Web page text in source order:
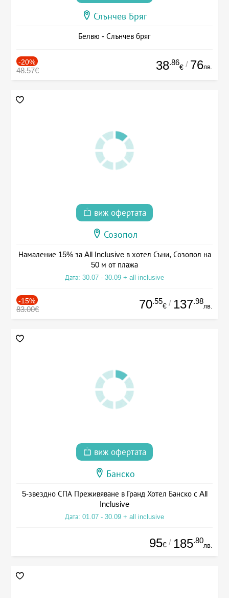
Слънчев Бряг
Белвю - Слънчев бряг
-20%
48.57€ 38.86
€ / 76лв.
виж офертата
Созопол
Намаление 15% за All Inclusive в хотел Съни, Созопол на
50 м от плажа
Дата: 30.07 - 30.09 + all inclusive
-15%
83.00€ 70.55
€ / 137.98
лв.
виж офертата
Банско
5-звездно СПА Преживяване в Гранд Хотел Банско с All
Inclusive
Дата: 01.07 - 30.09 + all inclusive
95€ / 185.80
лв.